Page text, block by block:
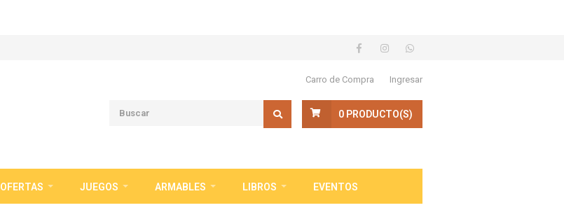
Carro de Compra Ingresar
0 PRODUCTO(S)
OFERTAS JUEGOS ARMABLES LIBROS EVENTOS